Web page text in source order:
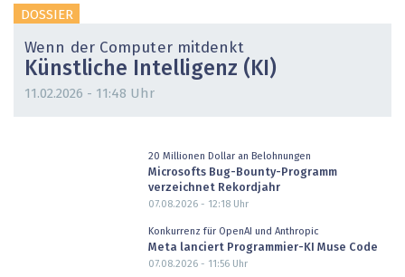
DOSSIER
Wenn der Computer mitdenkt
Künstliche Intelligenz (KI)
11.02.2026 - 11:48 Uhr
20 Millionen Dollar an Belohnungen
Microsofts Bug-Bounty-Programm
verzeichnet Rekordjahr
07.08.2026 - 12:18Uhr
Konkurrenz für OpenAI und Anthropic
Meta lanciert Programmier-KI Muse Code
07.08.2026 - 11:56Uhr